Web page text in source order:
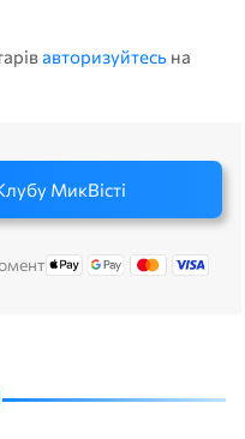
авторизуйтесь на
МикВісті